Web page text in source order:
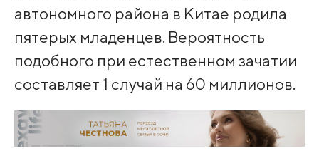
автономного района в Китае родила
пятерых младенцев. Вероятность
подобного при естественном зачатии
составляет 1 случай на 60 миллионов.